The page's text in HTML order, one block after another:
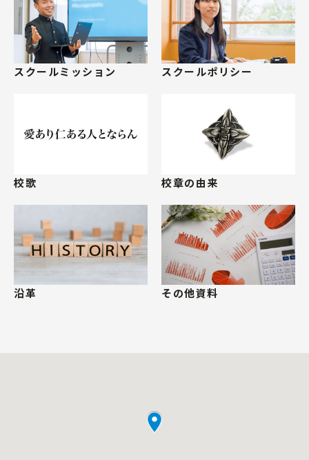
スクールミッション スクールポリシー
校歌 校章の由来
沿革 その他資料